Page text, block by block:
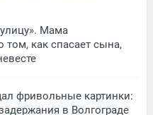
Мама
как спасает сына,
фривольные картинки:
в Волгограде